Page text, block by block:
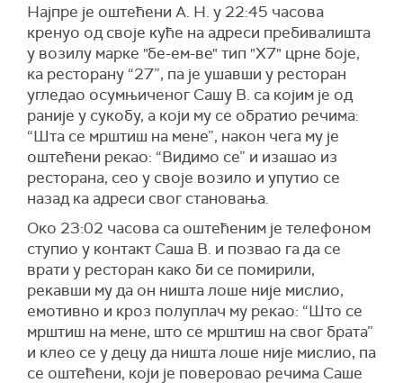
Најпре је оштећени А. Н. у 22:45 часова
кренуо од своје куће на адреси пребивалишта
у возилу марке "бе-ем-ве" тип "X7" црне боје,
ка ресторану “27”, па је ушавши у ресторан
угледао осумњиченог Сашу В. са којим је од
раније у сукобу, а који му се обратио речима:
“Шта се мрштиш на мене”, након чега му је
оштећени рекао: “Видимо се” и изашао из
ресторана, сео у своје возило и упутио се
назад ка адреси свог становања.
Око 23:02 часова са оштећеним је телефоном
ступио у контакт Саша В. и позвао га да се
врати у ресторан како би се помирили,
рекавши му да он ништа лоше није мислио,
емотивно и кроз полуплач му рекао: “Што се
мрштиш на мене, што се мрштиш на свог брата”
и клео се у децу да ништа лоше није мислио, па
се оштећени, који је поверовао речима Саше